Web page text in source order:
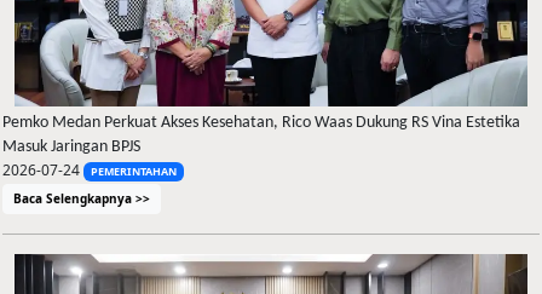
Pemko Medan Perkuat Akses Kesehatan, Rico Waas Dukung RS Vina Estetika
Masuk Jaringan BPJS
2026-07-24 PEMERINTAHAN
Baca Selengkapnya >>